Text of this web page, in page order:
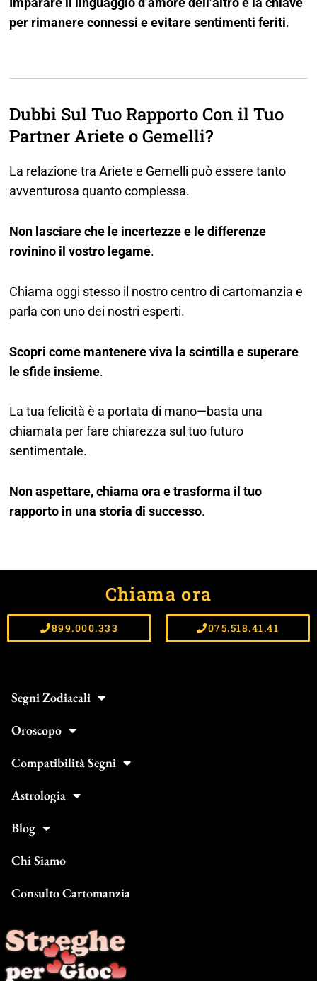
per rimanere connessi e evitare sentimenti feriti.
Dubbi Sul Tuo Rapporto Con il Tuo
Partner Ariete o Gemelli?
La relazione tra Ariete e Gemelli può essere tanto
avventurosa quanto complessa.
Non lasciare che le incertezze e le differenze
rovinino il vostro legame.
Chiama oggi stesso il nostro centro di cartomanzia e
parla con uno dei nostri esperti.
Scopri come mantenere viva la scintilla e superare
le sfide insieme.
La tua felicità è a portata di mano—basta una
chiamata per fare chiarezza sul tuo futuro
sentimentale.
Non aspettare, chiama ora e trasforma il tuo
rapporto in una storia di successo.
Chiama ora
899.000.333 075.518.41.41
Segni Zodiacali
Oroscopo
Compatibilità Segni
Astrologia
Blog
Chi Siamo
Consulto Cartomanzia